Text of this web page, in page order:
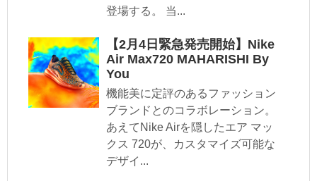
登場する。 当...
【2月4日緊急発売開始】Nike
Air Max720 MAHARISHI By
You
機能美に定評のあるファッション
ブランドとのコラボレーション。
あえてNike Airを隠したエア マッ
クス 720が、カスタマイズ可能な
デザイ...